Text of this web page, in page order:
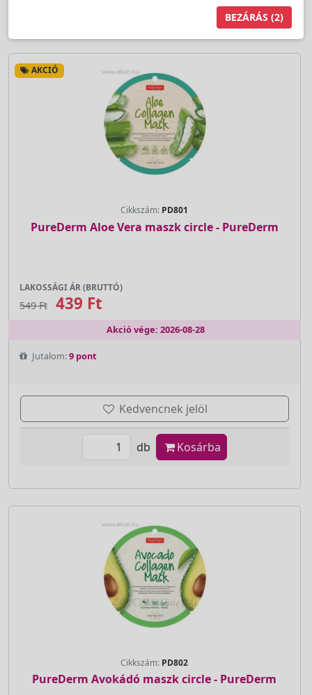
AKCIÓ
Cikkszám: PD801
PureDerm Aloe Vera maszk circle - PureDerm
LAKOSSÁGI ÁR (BRUTTÓ)
549 Ft 439 Ft
Akció vége: 2026-08-28
Jutalom:9 pont
Kedvencnek jelöl
db Kosárba
Cikkszám: PD802
PureDerm Avokádó maszk circle - PureDerm
BEZÁRÁS (1)